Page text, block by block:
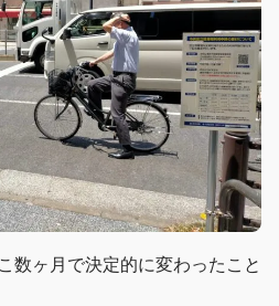
数ヶ月で決定的に変わったこと